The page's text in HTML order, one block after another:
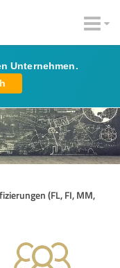
Unternehmen.
(FL, FI, MM,